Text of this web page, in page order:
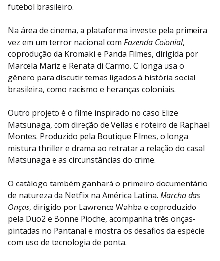
futebol brasileiro.
Na área de cinema, a plataforma investe pela primeira
vez em um terror nacional com Fazenda Colonial,
coprodução da Kromaki e Panda Filmes, dirigida por
Marcela Mariz e Renata di Carmo. O longa usa o
gênero para discutir temas ligados à história social
brasileira, como racismo e heranças coloniais.
Outro projeto é o filme inspirado no caso Elize
Matsunaga, com direção de Vellas e roteiro de Raphael
Montes. Produzido pela Boutique Filmes, o longa
mistura thriller e drama ao retratar a relação do casal
Matsunaga e as circunstâncias do crime.
O catálogo também ganhará o primeiro documentário
de natureza da Netflix na América Latina. Marcha das
Onças, dirigido por Lawrence Wahba e coproduzido
pela Duo2 e Bonne Pioche, acompanha três onças-
pintadas no Pantanal e mostra os desafios da espécie
com uso de tecnologia de ponta.